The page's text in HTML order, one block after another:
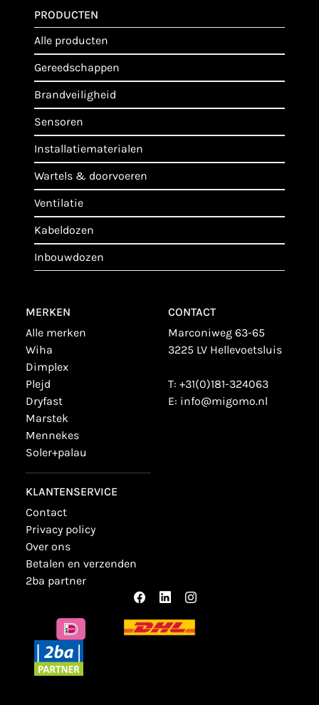
PRODUCTEN
alle producten
gereedschappen
brandveiligheid
sensoren
installatiematerialen
wartels & doorvoeren
ventilatie
kabeldozen
inbouwdozen
MERKEN
alle merken
wiha
dimplex
plejd
dryfast
marstek
mennekes
soler+palau
KLANTENSERVICE
contact
privacy policy
over ons
betalen en verzenden
2ba partner
CONTACT
Marconiweg 63-65
3225 LV Hellevoetsluis
T: +31(0)181-324063
E: info@migomo.nl